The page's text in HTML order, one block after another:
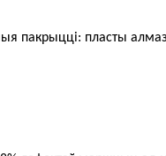
пакрыцці: пласты